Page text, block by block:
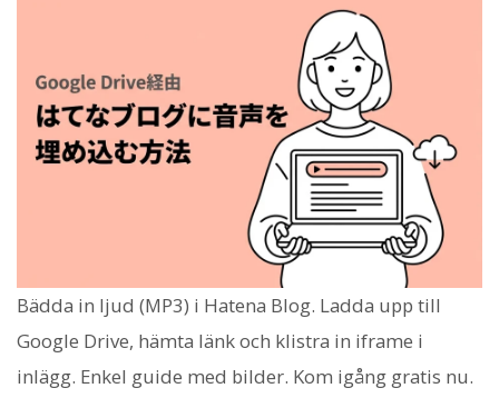
Bädda in ljud (MP3) i Hatena Blog. Ladda upp till
Google Drive, hämta länk och klistra in iframe i
inlägg. Enkel guide med bilder. Kom igång gratis nu.